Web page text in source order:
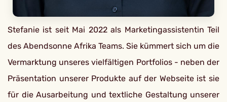
Stefanie ist seit Mai 2022 als Marketingassistentin Teil
des Abendsonne Afrika Teams. Sie kümmert sich um die
Vermarktung unseres vielfältigen Portfolios - neben der
Präsentation unserer Produkte auf der Webseite ist sie
für die Ausarbeitung und textliche Gestaltung unserer